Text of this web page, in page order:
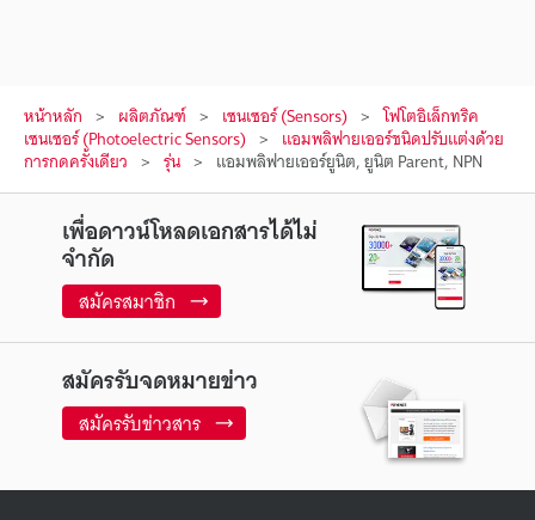
หน้าหลัก ผลิตภัณฑ์ เซนเซอร์ (Sensors) โฟโตอิเล็กทริค
เซนเซอร์ (Photoelectric Sensors) แอมพลิฟายเออร์ชนิดปรับแต่งด้วย
การกดครั้งเดียว รุ่น แอมพลิฟายเออร์ยูนิต, ยูนิต Parent, NPN
เพื่อดาวน์โหลดเอกสารได้ไม่
จำกัด
สมัครสมาชิก
สมัครรับจดหมายข่าว
สมัครรับข่าวสาร